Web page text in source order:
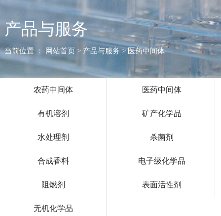
产品与服务
当前位置 ： 网站首页> 产品与服务 > 医药中间体
农药中间体 医药中间体
有机溶剂 矿产化学品
水处理剂 杀菌剂
合成香料 电子级化学品
阻燃剂 表面活性剂
无机化学品